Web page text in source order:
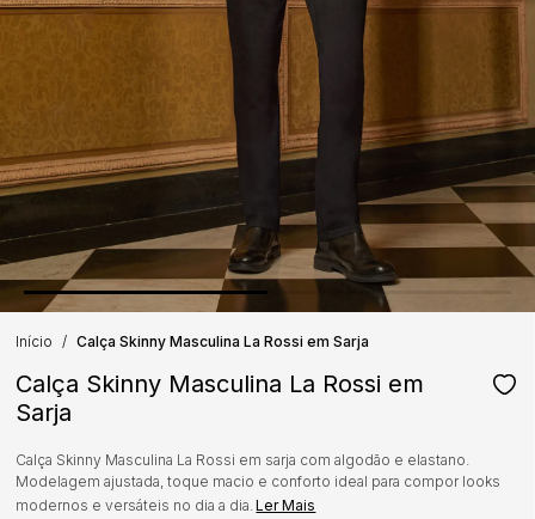
Início Calça Skinny Masculina La Rossi em Sarja
Calça Skinny Masculina La Rossi em
Sarja
Calça Skinny Masculina La Rossi em sarja com algodão e elastano.
Modelagem ajustada, toque macio e conforto ideal para compor looks
modernos e versáteis no dia a dia.Ler Mais